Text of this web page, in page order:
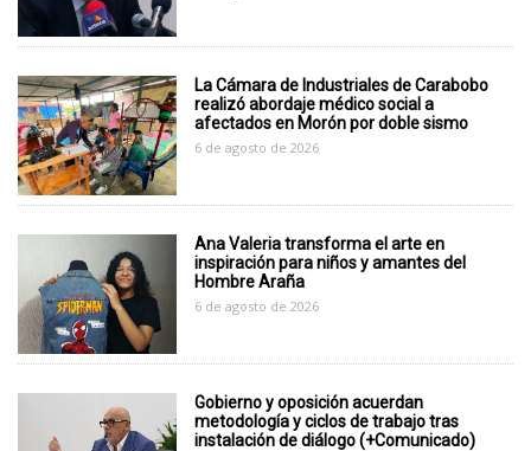
La Cámara de Industriales de Carabobo
realizó abordaje médico social a
afectados en Morón por doble sismo
6 de agosto de 2026
Ana Valeria transforma el arte en
inspiración para niños y amantes del
Hombre Araña
6 de agosto de 2026
Gobierno y oposición acuerdan
metodología y ciclos de trabajo tras
instalación de diálogo (+Comunicado)